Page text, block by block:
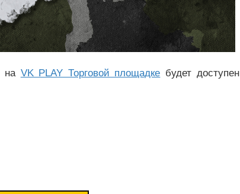
на VK PLAY Торговой площадке будет доступен